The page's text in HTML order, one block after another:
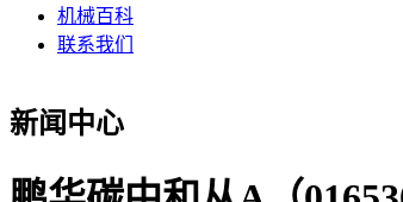
机械百科
联系我们
新闻中心